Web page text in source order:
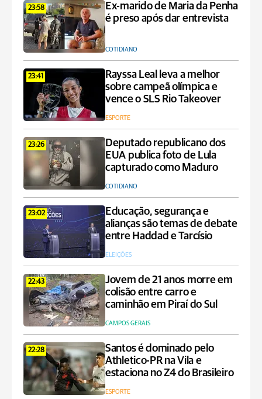
23:58
Ex-marido de Maria da Penha
é preso após dar entrevista
COTIDIANO
23:41
Rayssa Leal leva a melhor
sobre campeã olímpica e
vence o SLS Rio Takeover
ESPORTE
23:26
Deputado republicano dos
EUA publica foto de Lula
capturado como Maduro
COTIDIANO
23:02
Educação, segurança e
alianças são temas de debate
entre Haddad e Tarcísio
ELEIÇÕES
22:43
Jovem de 21 anos morre em
colisão entre carro e
caminhão em Piraí do Sul
CAMPOS GERAIS
22:28
Santos é dominado pelo
Athletico-PR na Vila e
estaciona no Z4 do Brasileiro
ESPORTE